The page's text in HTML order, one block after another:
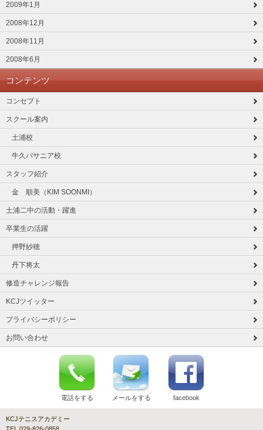
2009年1月
2008年12月
2008年11月
2008年6月
コンテンツ
コンセプト
スクール案内
土浦校
牛久パサニア校
スタッフ紹介
金 順美（KIM SOONMI）
土浦二中の活動・躍進
卒業生の活躍
押野紗穂
丹下将太
修造チャレンジ報告
KCJツイッター
プライバシーポリシー
お問い合わせ
電話をする メールをする facebook
KCJテニスアカデミー